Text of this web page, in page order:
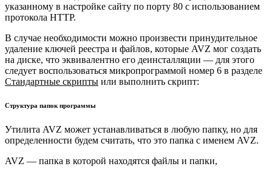
указанному в настройке сайту по порту 80 с использованием
протокола HTTP.
В случае необходимости можно произвести принудительное
удаление ключей реестра и файлов, которые AVZ мог создать
на диске, что эквивалентно его деинсталляции — для этого
следует воспользоваться микропрограммой номер 6 в разделе
Стандартные скрипты или выполнить скрипт:
Структура папок программы
Утилита AVZ может устанавливаться в любую папку, но для
определенности будем считать, что это папка с именем AVZ.
AVZ — папка в которой находятся файлы и папки,